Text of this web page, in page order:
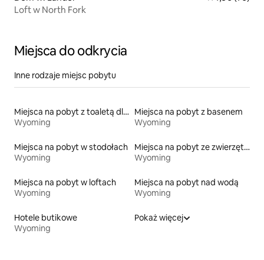
Loft w North Fork
Miejsca do odkrycia
Inne rodzaje miejsc pobytu
Miejsca na pobyt z toaletą dla osoby z niepełnosprawnością
Wyoming
Miejsca na pobyt z basenem
Wyoming
Miejsca na pobyt w stodołach
Wyoming
Miejsca na pobyt ze zwierzętami
Wyoming
Miejsca na pobyt w loftach
Wyoming
Miejsca na pobyt nad wodą
Wyoming
Hotele butikowe
Wyoming
Pokaż więcej